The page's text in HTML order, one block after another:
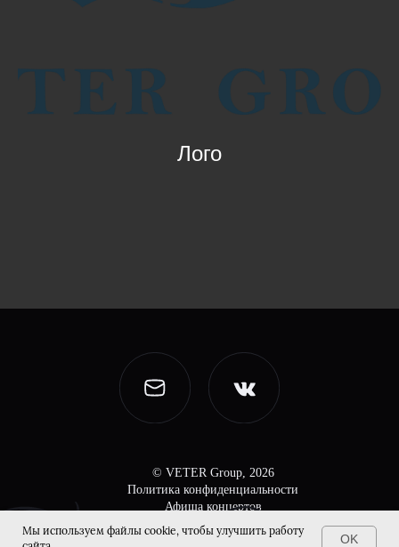
Лого
Мы используем файлы cookie, чтобы улучшить работу
OK
© VETER Group, 2026
Политика конфиденциальности
Афиша концертов